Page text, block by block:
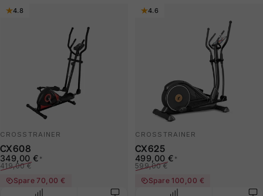
4.8
CROSSTRAINER
CX608
Verkaufspreis
349,00 € *
Normaler Preis
419,00 €
Spare 70,00 €
4.6
CROSSTRAINER
CX625
Verkaufspreis
499,00 € *
Normaler Preis
599,00 €
Spare 100,00 €